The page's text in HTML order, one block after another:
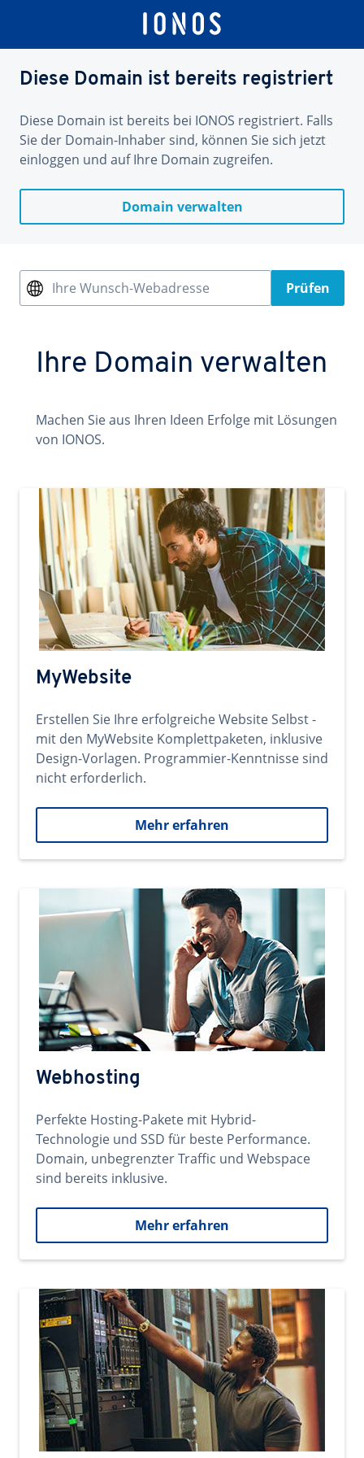
Diese Domain ist bereits registriert
Diese Domain ist bereits bei IONOS registriert. Falls
Sie der Domain-Inhaber sind, können Sie sich jetzt
einloggen und auf Ihre Domain zugreifen.
Domain verwalten
Ihre Wunsch-Webadresse Prüfen
Ihre Domain verwalten
Machen Sie aus Ihren Ideen Erfolge mit Lösungen
von IONOS.
MyWebsite
Erstellen Sie Ihre erfolgreiche Website Selbst -
mit den MyWebsite Komplettpaketen, inklusive
Design-Vorlagen. Programmier-Kenntnisse sind
nicht erforderlich.
Mehr erfahren
Webhosting
Perfekte Hosting-Pakete mit Hybrid-
Technologie und SSD für beste Performance.
Domain, unbegrenzter Traffic und Webspace
sind bereits inklusive.
Mehr erfahren